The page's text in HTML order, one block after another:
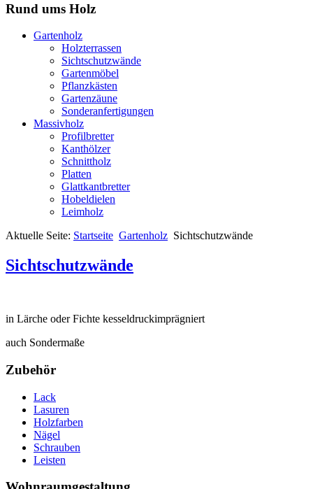
Rund ums Holz
Gartenholz
Holzterrassen
Sichtschutzwände
Gartenmöbel
Pflanzkästen
Gartenzäune
Sonderanfertigungen
Massivholz
Profilbretter
Kanthölzer
Schnittholz
Platten
Glattkantbretter
Hobeldielen
Leimholz
Aktuelle Seite: Startseite Gartenholz Sichtschutzwände
Sichtschutzwände
in Lärche oder Fichte kesseldruckimprägniert
auch Sondermaße
Zubehör
Lack
Lasuren
Holzfarben
Nägel
Schrauben
Leisten